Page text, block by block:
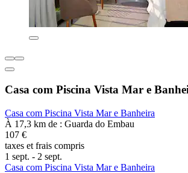
Casa com Piscina Vista Mar e
Casa com Piscina Vista Mar e Banheira
À 17,3 km de : Guarda do Embau
107 €
taxes et frais compris
1 sept. - 2 sept.
Casa com Piscina Vista Mar e Banheira